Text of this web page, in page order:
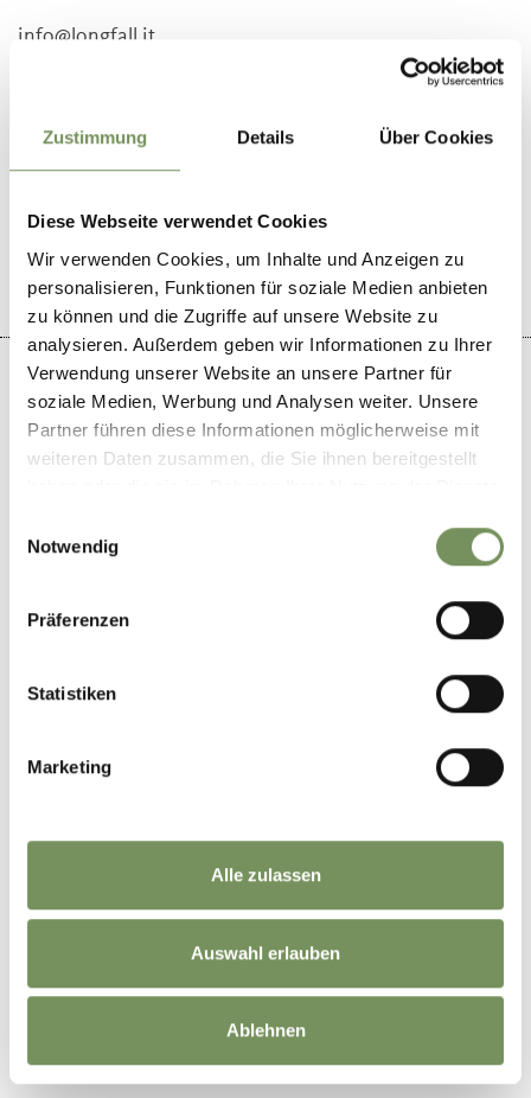
Zustimmung Details Über Cookies
Diese Webseite verwendet Cookies
Wir verwenden Cookies, um Inhalte und Anzeigen zu
personalisieren, Funktionen für soziale Medien anbieten
zu können und die Zugriffe auf unsere Website zu
analysieren. Außerdem geben wir Informationen zu Ihrer
Verwendung unserer Website an unsere Partner für
soziale Medien, Werbung und Analysen weiter. Unsere
Partner führen diese Informationen möglicherweise mit
weiteren Daten zusammen, die Sie ihnen bereitgestellt
Notwendig
Präferenzen
Statistiken
Marketing
Alle zulassen
Auswahl erlauben
Ablehnen
info@longfall.it
IL CONTENUTO VI È STATO UTILE?
+